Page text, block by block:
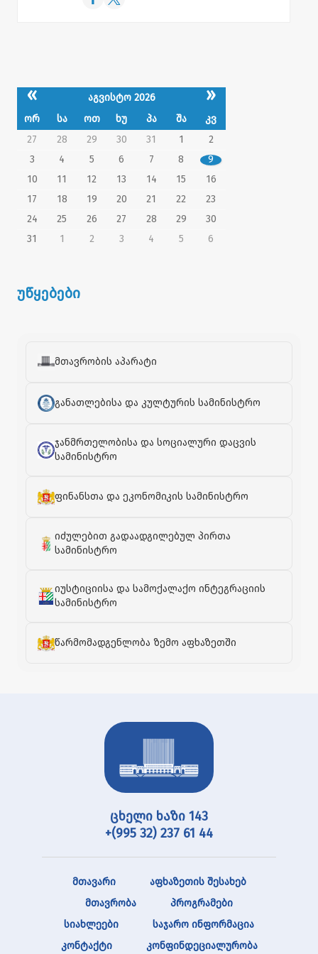
« აგვისტო 2026 »
ორ სა ოთ ხუ პა შა
კვ
27
28 29 30 31 1
2
3
4 5 6 7 8
9
10
11 12 13 14 15
16
17
18 19 20 21 22
23
24
25 26 27 28 29
30
31
1 2 3 4 5 6
უწყებები
მთავრობის აპარატი
განათლებისა და კულტურის სამინისტრო
ჯანმრთელობისა და სოციალური დაცვის
სამინისტრო
ფინანსთა და ეკონომიკის სამინისტრო
იძულებით გადაადგილებულ პირთა
სამინისტრო
იუსტიციისა და სამოქალაქო ინტეგრაციის
სამინისტრო
წარმომადგენლობა ზემო აფხაზეთში
ცხელი ხაზი 143
+(995 32) 237 61 44
მთავარი
აფხაზეთის შესახებ
მთავრობა
პროგრამები
სიახლეები
საჯარო ინფორმაცია
კონტაქტი
კონფინდეციალურობა